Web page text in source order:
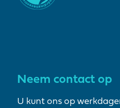
Neem contact op
U kunt ons op